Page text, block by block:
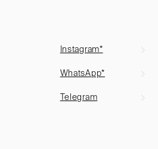
WhatsApp*
Telegram
Instagram*